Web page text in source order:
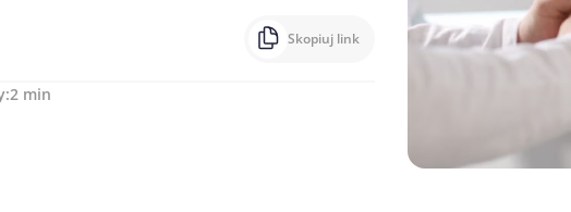
Skopiuj link
2 min